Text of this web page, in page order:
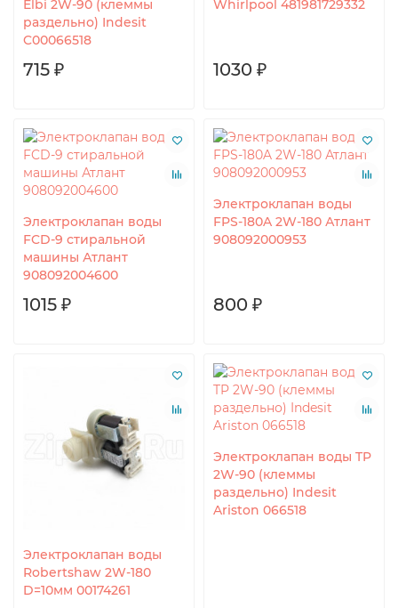
Elbi 2W-90 (клеммы
раздельно) Indesit
C00066518
715 ₽
Whirlpool 481981729332
1030 ₽
Электроклапан воды
FCD-9 стиральной
машины Атлант
908092004600
1015 ₽
Электроклапан воды
FPS-180A 2W-180 Атлант
908092000953
800 ₽
Электроклапан воды
Robertshaw 2W-180
D=10мм 00174261
Электроклапан воды TP
2W-90 (клеммы
раздельно) Indesit
Ariston 066518